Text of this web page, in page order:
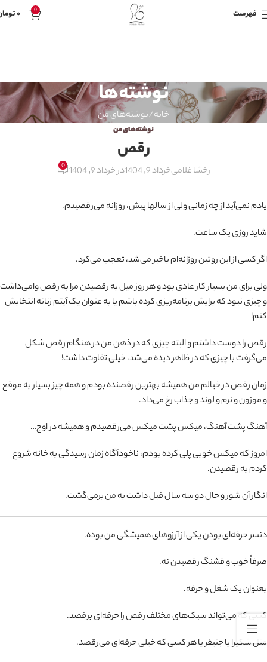
فهرست 0 ۰
نوشته‌ها
خانه نوشته‌های من
نوشته‌های من
رقص
رخشا غلامیخرداد 9, 1404 در خرداد 9, 1404 0
یادم نمی‌آید از چه زمانی ولی از سالها پیش، روزانه می‌رقصیدم.
شاید روزی یک ساعت.
اگر کسی از این روتین روزانه‌ام باخبر می‌شد، تعجب می‌کرد.
ولی برای من بسیار کار عادی بود و هر روز میل به رقصیدن مرا به رقص وامی‌داشت
و چیزی نبود که برایش برنامه‌ریزی کرده باشم یا به عنوان یک آیتم زنانه انتخابش
کنم!
رقص را دوست داشتم و البته چیزی که در ذهن من در هنگام رقص شکل
می‌گرفت با چیزی که در ظاهر دیده می‌شد، خیلی تفاوت داشت!
زمان رقص در خیالم من همیشه بهترین رقصنده بودم و همه چیز بسیار به موقع
و موزون و نرم و لوند و جذاب رخ می‌داد.
آهنگ پشت آهنگ، میکس پشت میکس می‌رقصیدم و همیشه در اوج…
امروز که میکس خوبی پلی کرده بودم، ناخودآگاه زمان رسیدگی به خانه شروع
کردم به رقصیدن.
انگار آن شور و حال دو سه سال قبل داشت به من برمی‌گشت.
دنسر حرفه‌ای بودن یکی از آرزوهای همیشگی من بوده.
صرفاً خوب و قشنگ رقصیدن نه.
بعنوان یک شغل و حرفه.
کسی که می‌تواند سبک‌های مختلف رقص را حرفه‌ای برقصد.
مثل شکیرا یا جنیفر یا هر کسی که خیلی حرفه‌ای می‌رقصد.